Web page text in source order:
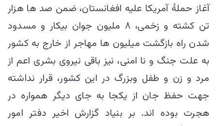
آغاز حملۀ آمریکا علیه افغانستان، ضمن صد ها هزار
تن کشته و زخمی، ۸ ملیون جوان بیکار و مسدود
شدن راه بازگشت میلیون ها مهاجر از خارج به کشور
به علت جنگ و نا امنی، نیز باقی نیروی بشری اعم از
مرد و زن و طفل وبزرگ در این کشور، قرار نداشته
جهت حفظ جان از یکجا به جای دیگر همواره در
هجرت بوده اند. بر بنیاد گزارش اخیر دفتر امور